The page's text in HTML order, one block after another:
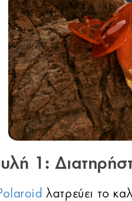
1:
λατρεύει το